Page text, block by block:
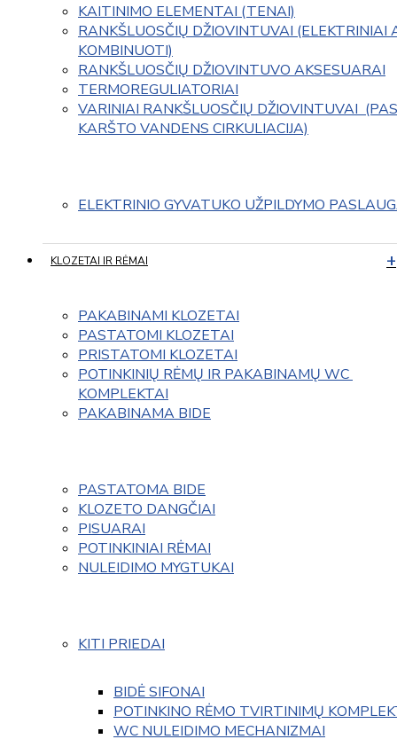
KAITINIMO ELEMENTAI (TENAI)
RANKŠLUOSČIŲ DŽIOVINTUVAI (ELEKTRINIAI
KOMBINUOTI)
RANKŠLUOSČIŲ DŽIOVINTUVO AKSESUARAI
TERMOREGULIATORIAI
VARINIAI RANKŠLUOSČIŲ DŽIOVINTUVAI
KARŠTO VANDENS CIRKULIACIJA)
ELEKTRINIO GYVATUKO UŽPILDYMO
KLOZETAI IR RĖMAI
PAKABINAMI KLOZETAI
PASTATOMI KLOZETAI
PRISTATOMI KLOZETAI
POTINKINIŲ RĖMŲ IR PAKABINAMŲ WC
KOMPLEKTAI
PAKABINAMA BIDE
PASTATOMA BIDE
KLOZETO DANGČIAI
PISUARAI
POTINKINIAI RĖMAI
NULEIDIMO MYGTUKAI
KITI PRIEDAI
BIDĖ SIFONAI
POTINKINO RĖMO TVIRTINIMŲ
WC NULEIDIMO MECHANIZMAI